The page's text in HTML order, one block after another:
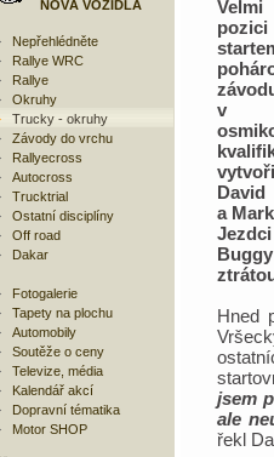
NOVÁ VOZIDLA
Nepřehlédněte
Rallye WRC
Rallye
Okruhy
Trucky - okruhy
Závody do vrchu
Rallyecross
Autocross
Trucktrial
Ostatní disciplíny
Off road
Dakar
Fotogalerie
Tapety na plochu
Automobily
Soutěže o ceny
Televize, média
Kalendář akcí
Dopravní tématika
Motor SHOP
v
a
Hned
jsem
ale
řekl